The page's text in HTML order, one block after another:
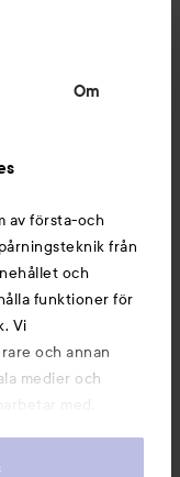
Om
av första-och
från
och
funktioner för
Vi
och annan
medier och
med.
som de har